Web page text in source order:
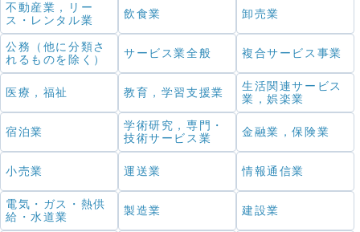
不動産業，リー
ス・レンタル業
飲食業 卸売業
公務（他に分類さ
れるものを除く）
サービス業全般 複合サービス事業
医療，福祉 教育，学習支援業
生活関連サービス
業，娯楽業
宿泊業
学術研究，専門・
技術サービス業
金融業，保険業
小売業 運送業 情報通信業
電気・ガス・熱供
給・水道業
製造業 建設業